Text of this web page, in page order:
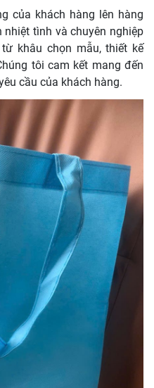
của khách hàng lên hàng
tình và chuyên nghiệp
khâu chọn mẫu, thiết kế
tôi cam kết mang đến
cầu của khách hàng.